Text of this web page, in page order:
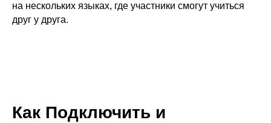
на нескольких языках, где участники смогут учиться
друг у друга.
Как Подключить и